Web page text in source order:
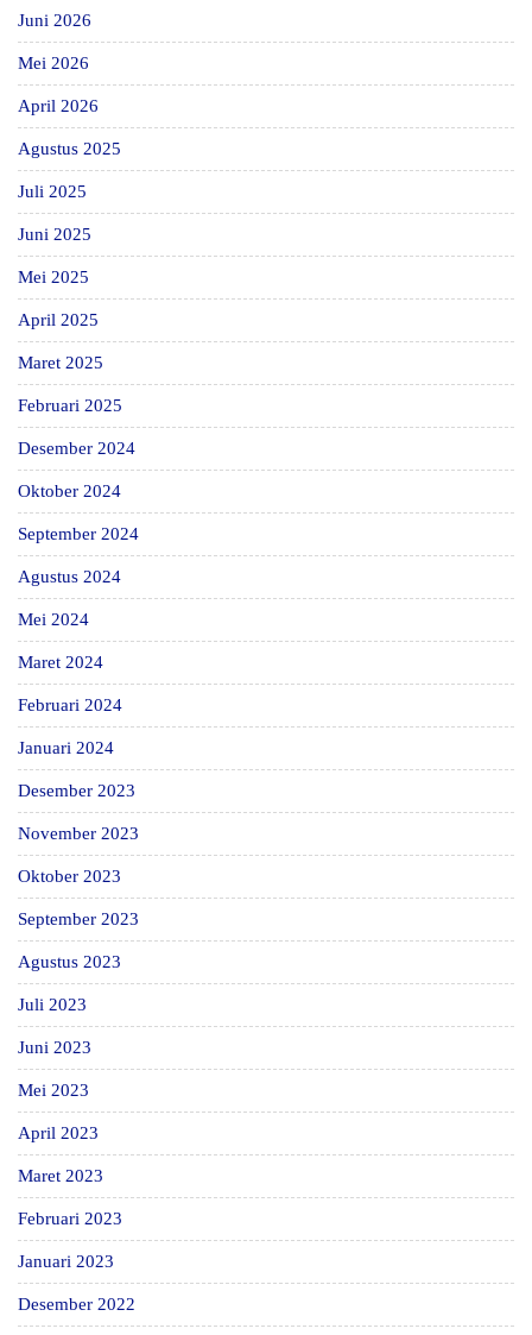
Juni 2026
Mei 2026
April 2026
Agustus 2025
Juli 2025
Juni 2025
Mei 2025
April 2025
Maret 2025
Februari 2025
Desember 2024
Oktober 2024
September 2024
Agustus 2024
Mei 2024
Maret 2024
Februari 2024
Januari 2024
Desember 2023
November 2023
Oktober 2023
September 2023
Agustus 2023
Juli 2023
Juni 2023
Mei 2023
April 2023
Maret 2023
Februari 2023
Januari 2023
Desember 2022